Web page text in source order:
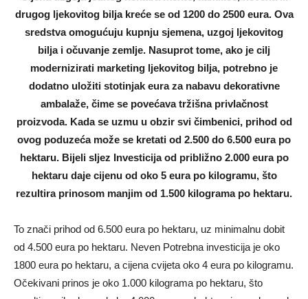
drugog ljekovitog bilja kreće se od 1200 do 2500 eura. Ova
sredstva omogućuju kupnju sjemena, uzgoj ljekovitog
bilja i očuvanje zemlje. Nasuprot tome, ako je cilj
modernizirati marketing ljekovitog bilja, potrebno je
dodatno uložiti stotinjak eura za nabavu dekorativne
ambalaže, čime se povećava tržišna privlačnost
proizvoda. Kada se uzmu u obzir svi čimbenici, prihod od
ovog poduzeća može se kretati od 2.500 do 6.500 eura po
hektaru. Bijeli sljez Investicija od približno 2.000 eura po
hektaru daje cijenu od oko 5 eura po kilogramu, što
rezultira prinosom manjim od 1.500 kilograma po hektaru.
To znači prihod od 6.500 eura po hektaru, uz minimalnu dobit
od 4.500 eura po hektaru. Neven Potrebna investicija je oko
1800 eura po hektaru, a cijena cvijeta oko 4 eura po kilogramu.
Očekivani prinos je oko 1.000 kilograma po hektaru, što